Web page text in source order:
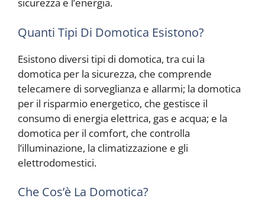
Quanti Tipi Di Domotica Esistono?
Esistono diversi tipi di domotica, tra cui la
domotica per la sicurezza, che comprende
telecamere di sorveglianza e allarmi; la domotica
per il risparmio energetico, che gestisce il
consumo di energia elettrica, gas e acqua; e la
domotica per il comfort, che controlla
l’illuminazione, la climatizzazione e gli
elettrodomestici.
Che Cos’è La Domotica?